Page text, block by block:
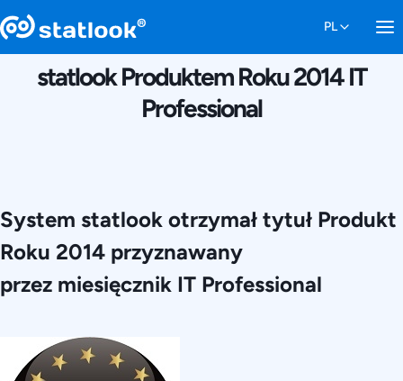
5 GRUDNIA 2014
statlook Produktem Roku 2014 IT
Professional
System statlook otrzymał tytuł Produkt
Roku 2014 przyznawany
przez miesięcznik IT Professional